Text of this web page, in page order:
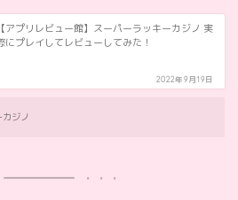
【アプリレビュー館】スーパーラッキーカジノ 実
にプレイしてレビューしてみた！
2022年9月19日
カジノ